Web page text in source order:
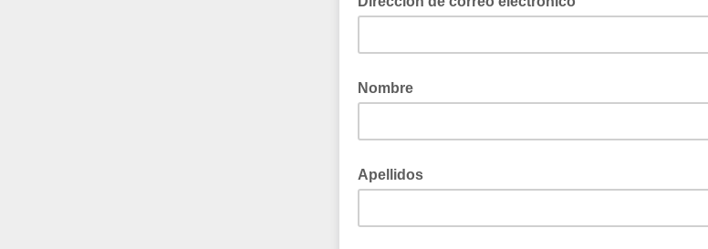
Nombre
Apellidos